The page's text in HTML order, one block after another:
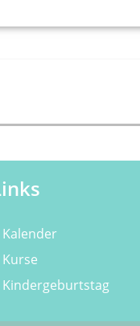
Kalender
Kurse
Kindergeburtstag